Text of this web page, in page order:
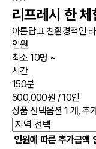
리프레시 한
아름답고 친환경적인
인원
최소 10명 ~
시간
150분
500,000원 / 10인
상품 선택옵션 1 개, 추
인원에 따른 추가금액